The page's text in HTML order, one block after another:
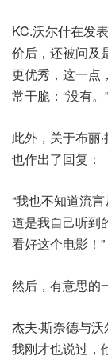
KC.沃尔什在发
价后，还被问及
更优秀，这一点
常干脆：“没有。”
此外，关于布丽
也作出了回复：
“我也不知道流
道是我自己听到
看好这个电影！”
然后，有意思的
杰夫·斯奈德与
我刚才也说过，